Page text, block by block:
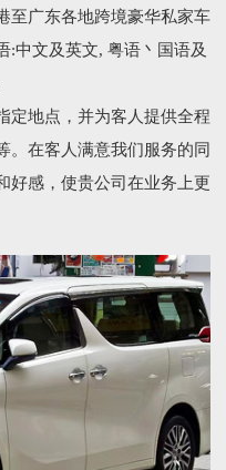
至广东各地跨境豪华私家车
:中文及英文, 粤语丶国语及
定地点，并为客人提供全程
。在客人满意我们服务的同
好感，使贵公司在业务上更